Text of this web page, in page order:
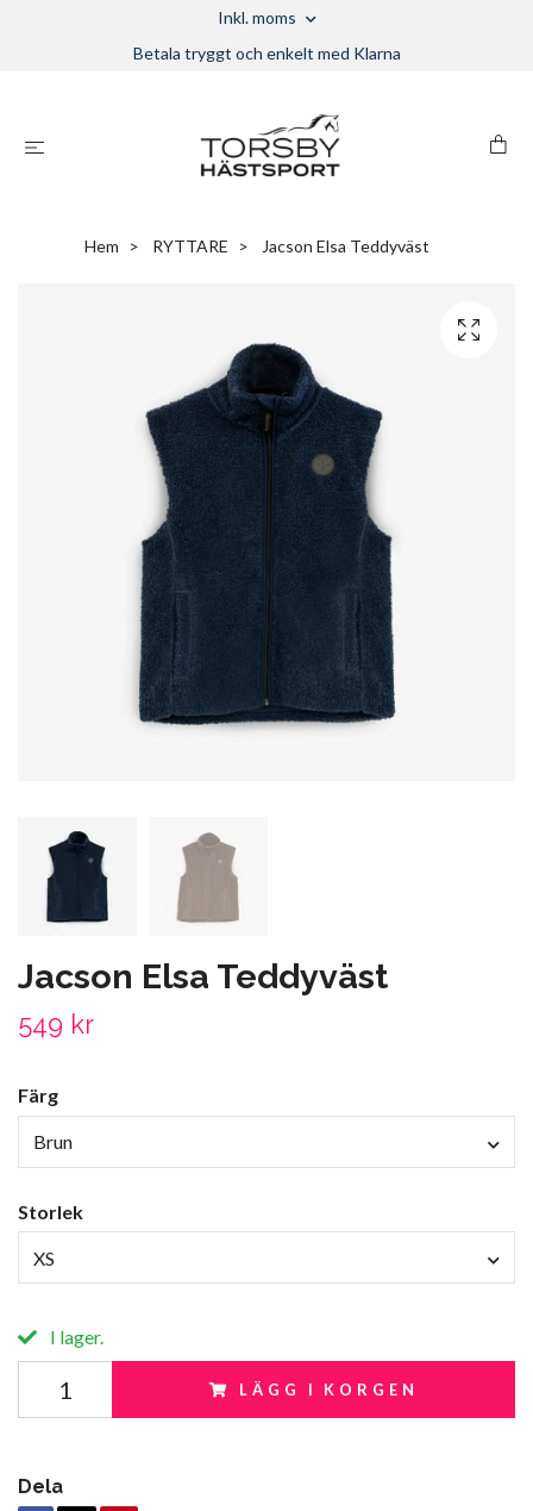
Inkl. moms
Betala tryggt och enkelt med Klarna
Hem RYTTARE Jacson Elsa Teddyväst
Jacson Elsa Teddyväst
549 kr
Färg
Brun
Storlek
XS
I lager.
LÄGG I KORGEN
Dela